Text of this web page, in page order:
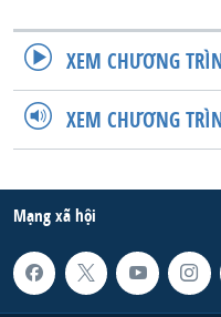
XEM CHƯƠNG
XEM CHƯƠNG
Mạng xã hội